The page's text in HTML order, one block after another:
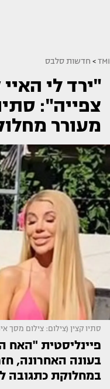
TMI
> חדשות סלבס
"ירד לי
צפייה":
מעורר
סתיו קצין (צילום: צילום מסך
פיינליסטית
בעונה האחרונה,
במחלוקת כתגובה